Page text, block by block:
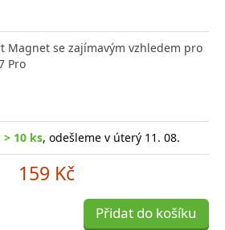
Magnet se zajímavým vzhledem pro
Pro
> 10 ks, odešleme v úterý 11. 08.
159 Kč
Přidat do košíku
a bezpečné nabíjení
v úterý 11. 08.
Přidat do košíku -